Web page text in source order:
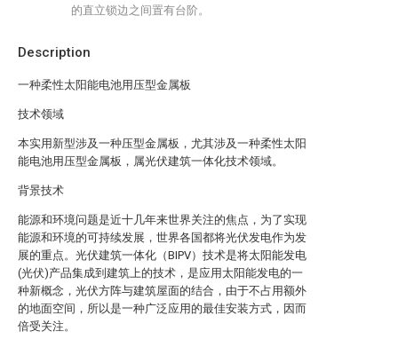
Description
一种柔性太阳能电池用压型金属板
技术领域
本实用新型涉及一种压型金属板，尤其涉及一种柔性太阳
能电池用压型金属板，属光伏建筑一体化技术领域。
背景技术
能源和环境问题是近十几年来世界关注的焦点，为了实现
能源和环境的可持续发展，世界各国都将光伏发电作为发
展的重点。光伏建筑一体化（BIPV）技术是将太阳能发电
(光伏)产品集成到建筑上的技术，是应用太阳能发电的一
种新概念，光伏方阵与建筑屋面的结合，由于不占用额外
的地面空间，所以是一种广泛应用的最佳安装方式，因而
倍受关注。
的直立锁边之间置有台阶。